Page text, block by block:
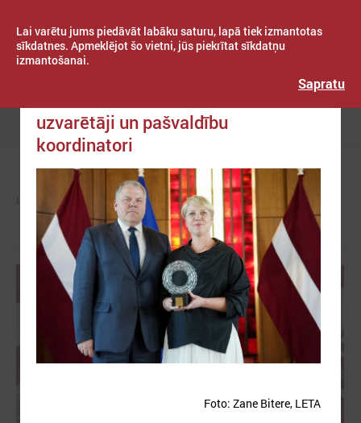
Lai varētu jums piedāvāt labāku saturu, lapā tiek izmantotas
sīkdatnes. Apmeklējot šo vietni, jūs piekrītat sīkdatņu
izmantošanai.
Sapratu
Izvēlne
ZIŅAS PAŠVALDĪBĀS
uzvarētāji un pašvaldību
koordinatori
Foto: Zane Bitere, LETA